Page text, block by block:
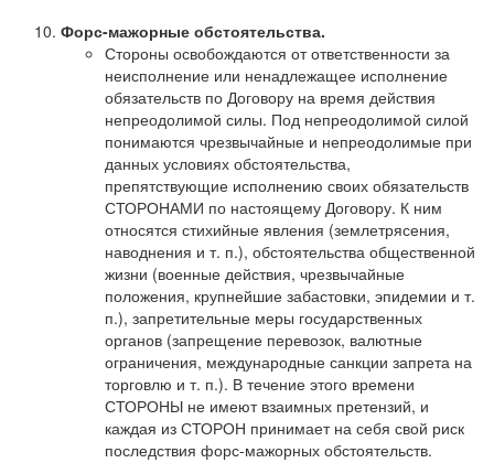
Форс-мажорные обстоятельства.
Стороны освобождаются от ответственности за
неисполнение или ненадлежащее исполнение
обязательств по Договору на время действия
непреодолимой силы. Под непреодолимой силой
понимаются чрезвычайные и непреодолимые при
данных условиях обстоятельства,
препятствующие исполнению своих обязательств
СТОРОНАМИ по настоящему Договору. К ним
относятся стихийные явления (землетрясения,
наводнения и т. п.), обстоятельства общественной
жизни (военные действия, чрезвычайные
положения, крупнейшие забастовки, эпидемии и т.
п.), запретительные меры государственных
органов (запрещение перевозок, валютные
ограничения, международные санкции запрета на
торговлю и т. п.). В течение этого времени
СТОРОНЫ не имеют взаимных претензий, и
каждая из СТОРОН принимает на себя свой риск
последствия форс-мажорных обстоятельств.